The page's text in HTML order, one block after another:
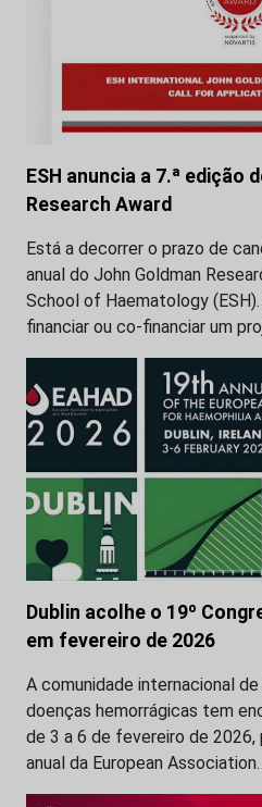
ESH anuncia a 7.ª edição
Research Award
Está a decorrer o prazo de
anual do John Goldman
School of Haematology
financiar ou co-financiar um
Dublin acolhe o 19º
em fevereiro de 2026
A comunidade internacional
doenças hemorrágicas tem
de 3 a 6 de fevereiro de 2026,
anual da European